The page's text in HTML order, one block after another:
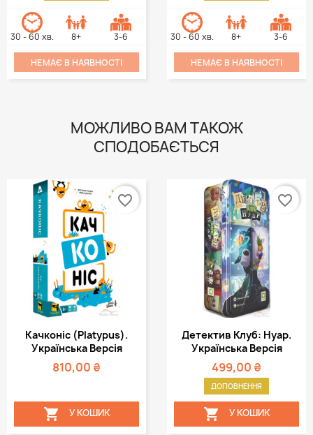
30 - 60 хв. 8+ 3-6
НЕМАЄ В НАЯВНОСТІ
30 - 60 хв. 8+ 3-6
НЕМАЄ В НАЯВНОСТІ
МОЖЛИВО ВАМ ТАКОЖ
СПОДОБАЄТЬСЯ
Качконіс (Platypus).
Українська Версія
810,00 ₴
 У КОШИК
favorite_border
Детектив Клуб: Нуар.
Українська Версія
499,00 ₴
ДОПОВНЕННЯ
 У КОШИК
favorite_border